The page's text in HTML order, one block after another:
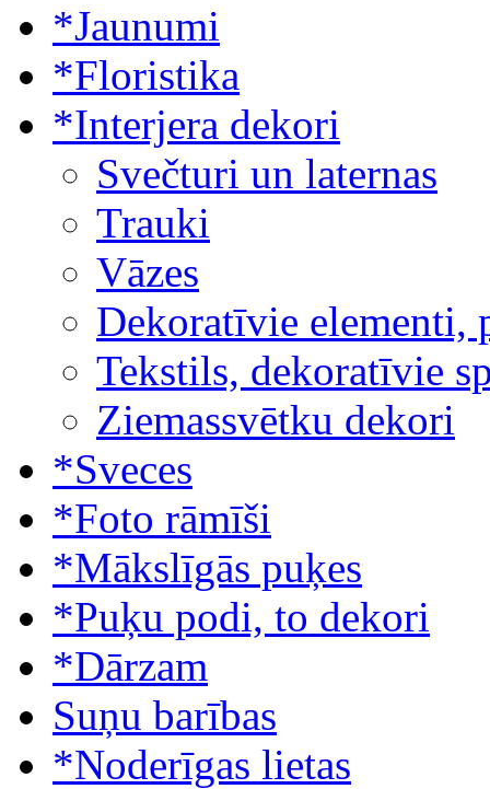
*Jaunumi
*Floristika
*Interjera dekori
Svečturi un laternas
Trauki
Vāzes
Dekoratīvie elementi,
Tekstils, dekoratīvie
Ziemassvētku dekori
*Sveces
*Foto rāmīši
*Mākslīgās puķes
*Puķu podi, to dekori
*Dārzam
Suņu barības
*Noderīgas lietas